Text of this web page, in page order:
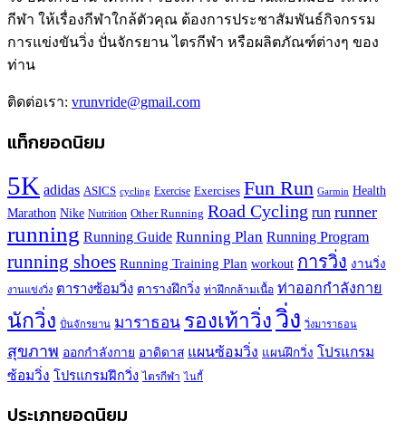
กีฬา ให้เรื่องกีฬาใกล้ตัวคุณ ต้องการประชาสัมพันธ์กิจกรรม
การแข่งขันวิ่ง ปั่นจักรยาน ไตรกีฬา หรือผลิตภัณฑ์ต่างๆ ของ
ท่าน
ติดต่อเรา: vrunvride@gmail.com
แท็กยอดนิยม
5K adidas ASICS cycling Exercise Exercises Fun Run Garmin Health
Marathon Nike Nutrition Other Running Road Cycling run runner
running Running Guide Running Plan Running Program
running shoes Running Training Plan workout การวิ่ง งานวิ่ง
งานแข่งวิ่ง ตารางซ้อมวิ่ง ตารางฝึกวิ่ง ท่าฝึกกล้ามเนื้อ ท่าออกกำลังกาย
นักวิ่ง ปั่นจักรยาน มาราธอน รองเท้าวิ่ง วิ่ง วิ่งมาราธอน
สุขภาพ ออกกำลังกาย อาดิดาส แผนซ้อมวิ่ง แผนฝึกวิ่ง โปรแกรม
ซ้อมวิ่ง โปรแกรมฝึกวิ่ง ไตรกีฬา ไนกี้
ประเภทยอดนิยม